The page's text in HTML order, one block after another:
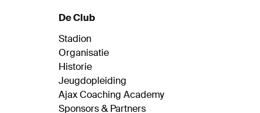
De Club
Stadion
Organisatie
Historie
Jeugdopleiding
Ajax Coaching Academy
Sponsors & Partners